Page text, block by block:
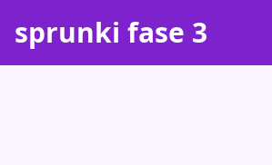
sprunki fase 3